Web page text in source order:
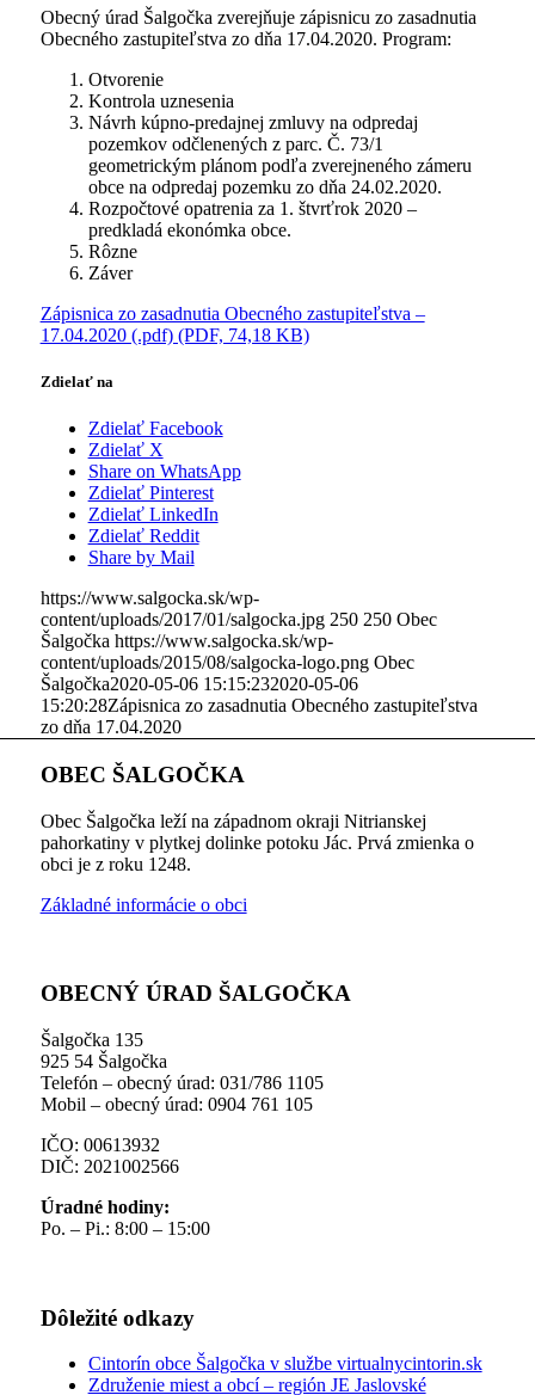
Obecný úrad Šalgočka zverejňuje zápisnicu zo zasadnutia
Obecného zastupiteľstva zo dňa 17.04.2020. Program:
Otvorenie
Kontrola uznesenia
Návrh kúpno-predajnej zmluvy na odpredaj
pozemkov odčlenených z parc. Č. 73/1
geometrickým plánom podľa zverejneného zámeru
obce na odpredaj pozemku zo dňa 24.02.2020.
Rozpočtové opatrenia za 1. štvrťrok 2020 –
predkladá ekonómka obce.
Rôzne
Záver
Zápisnica zo zasadnutia Obecného zastupiteľstva –
17.04.2020 (.pdf) (PDF, 74,18 KB)
Zdielať na
Zdielať Facebook
Zdielať X
Share on WhatsApp
Zdielať Pinterest
Zdielať LinkedIn
Zdielať Reddit
Share by Mail
https://www.salgocka.sk/wp-
content/uploads/2017/01/salgocka.jpg 250 250 Obec
Šalgočka https://www.salgocka.sk/wp-
content/uploads/2015/08/salgocka-logo.png Obec
Šalgočka2020-05-06 15:15:232020-05-06
15:20:28Zápisnica zo zasadnutia Obecného zastupiteľstva
zo dňa 17.04.2020
OBEC ŠALGOČKA
Obec Šalgočka leží na západnom okraji Nitrianskej
pahorkatiny v plytkej dolinke potoku Jác. Prvá zmienka o
obci je z roku 1248.
Základné informácie o obci
OBECNÝ ÚRAD ŠALGOČKA
Šalgočka 135
925 54 Šalgočka
Telefón – obecný úrad: 031/786 1105
Mobil – obecný úrad: 0904 761 105
IČO: 00613932
DIČ: 2021002566
Úradné hodiny:
Po. – Pi.: 8:00 – 15:00
Dôležité odkazy
Cintorín obce Šalgočka v službe virtualnycintorin.sk
Združenie miest a obcí – región JE Jaslovské